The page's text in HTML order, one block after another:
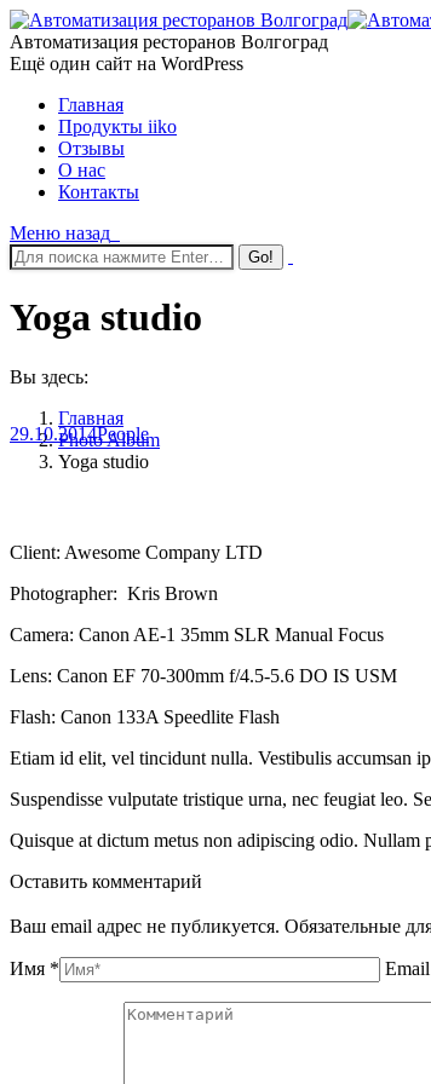
Автоматизация ресторанов Волгоград
Ещё один сайт на WordPress
Главная
Продукты iiko
Отзывы
О нас
Контакты
Меню назад
Yoga studio
Вы здесь:
Главная
Photo Album
Yoga studio
29.10.2014People
Client: Awesome Company LTD
Photographer: Kris Brown
Camera: Canon AE-1 35mm SLR Manual Focus
Lens: Canon EF 70-300mm f/4.5-5.6 DO IS USM
Flash: Canon 133A Speedlite Flash
Etiam id elit, vel tincidunt nulla. Vestibulis accumsan
Suspendisse vulputate tristique urna, nec feugiat leo.
Quisque at dictum metus non adipiscing odio. Nullam
Оставить комментарий
Ваш email адрес не публикуется. Обязательные
Имя *